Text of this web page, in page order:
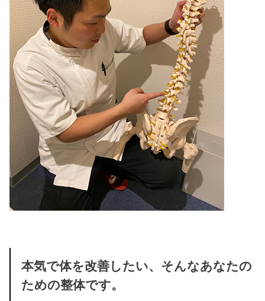
本気で体を改善したい、そんなあなたの
ための整体です。